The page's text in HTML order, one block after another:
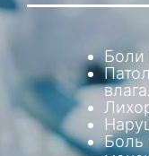
Боли
Боль